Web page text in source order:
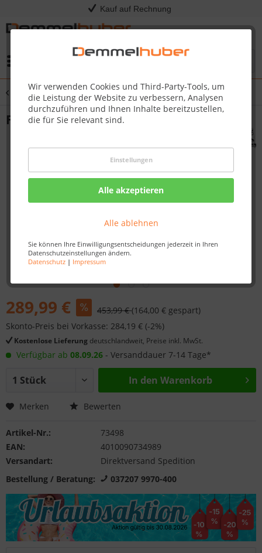
Kauf auf Rechnung
Wir verwenden Cookies und Third-Party-Tools, um
die Leistung der Website zu verbessern, Analysen
durchzuführen und Ihnen Inhalte bereitzustellen,
die für Sie relevant sind.
Einstellungen
Alle akzeptieren
Alle ablehnen
Sie können Ihre Einwilligungsentscheidungen jederzeit in Ihren
Datenschutzeinstellungen ändern.
Datenschutz| Impressum
Übersicht Fußböden
Fußboden für Sockelmaß 3,40 x 2,30 m
289,99 € 453,99 €(164,00 € gespart)
Skonto-Preis bei Vorkasse: 284,19 € (-2%)
Kostenlose Lieferung deutschlandweit, Preise inkl. MwSt.
Verfügbar ab 08.09.26 - Versanddauer 7-14 Tage*
In den Warenkorb
Merken Bewerten
Artikel-Nr.:
73498
EAN:
4010090734989
Versandart:
Direktversand Spedition
Bestellung / Beratung:
037207 9970-400